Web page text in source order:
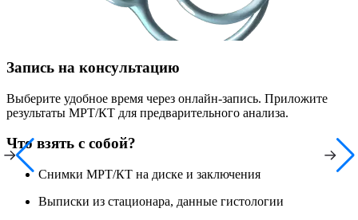
Запись на консультацию
Выберите удобное время через онлайн-запись. Приложите
результаты МРТ/КТ для предварительного анализа.
Что взять с собой?
Снимки МРТ/КТ на диске и заключения
Выписки из стационара, данные гистологии